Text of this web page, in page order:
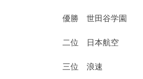
優勝 世田谷学園
二位 日本航空
三位 浪速